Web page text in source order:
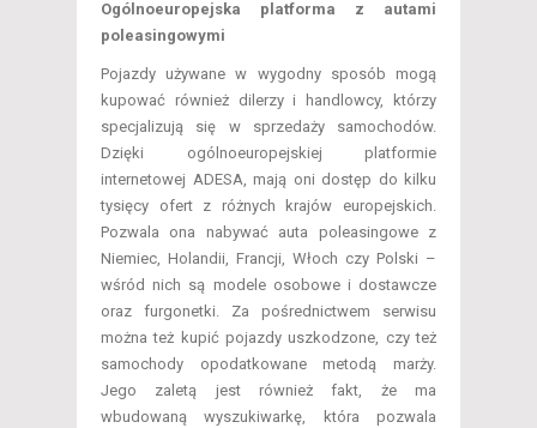
Ogólnoeuropejska platforma z autami
poleasingowymi
Pojazdy używane w wygodny sposób mogą
kupować również dilerzy i handlowcy, którzy
specjalizują się w sprzedaży samochodów.
Dzięki ogólnoeuropejskiej platformie
internetowej ADESA, mają oni dostęp do kilku
tysięcy ofert z różnych krajów europejskich.
Pozwala ona nabywać auta poleasingowe z
Niemiec, Holandii, Francji, Włoch czy Polski –
wśród nich są modele osobowe i dostawcze
oraz furgonetki. Za pośrednictwem serwisu
można też kupić pojazdy uszkodzone, czy też
samochody opodatkowane metodą marży.
Jego zaletą jest również fakt, że ma
wbudowaną wyszukiwarkę, która pozwala